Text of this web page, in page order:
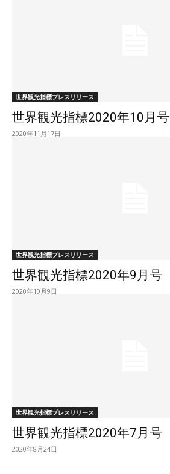
世界観光指標プレスリリース
世界観光指標2020年10月号
2020年11月17日
世界観光指標プレスリリース
世界観光指標2020年9月号
2020年10月9日
世界観光指標プレスリリース
世界観光指標2020年7月号
2020年8月24日